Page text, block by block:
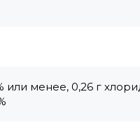
или менее, 0,26 г